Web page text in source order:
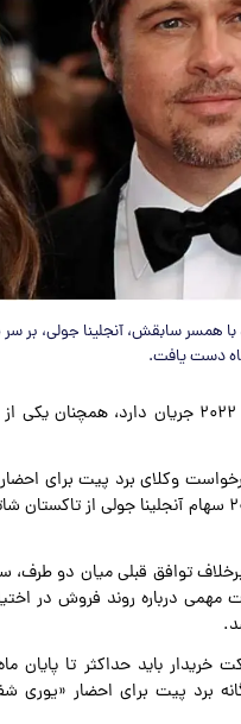
همسر سابقش، آنجلینا جولی، بر
دست یافت.
، این پرونده که از سال ۲۰۲۲ جریان
وکلای برد پیت برای
پذیرفته شده است. این شرکت در سال ۲۰۲۱ سهام
توافق قبلی میان دو
مهمی درباره روند فروش در
خریدار باید حداکثر تا
برد پیت برای احضار «یوری